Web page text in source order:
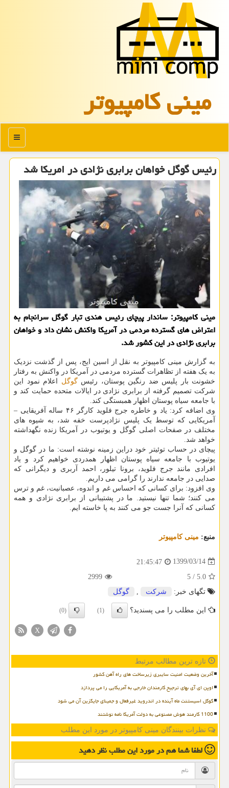
مینی كامپیوتر
منو
رئیس گوگل خواهان برابری نژادی در امریكا شد
مینی كامپیوتر: ساندار پیچای رئیس هندی تبار گوگل سرانجام به
اعتراض های گسترده مردمی در آمریكا واكنش نشان داد و خواهان
برابری نژادی در این كشور شد.
به گزارش مینی کامپیوتر به نقل از اسین ایج، پس از گذشت نزدیک
به یک هفته از تظاهرات گسترده مردمی در آمریکا در واکنش به رفتار
خشونت بار پلیس ضد رنگین پوستان، رئیسگوگل اعلام نمود این
شرکت تصمیم گرفته از برابری نژادی در ایالات متحده حمایت کند و
با جامعه سیاه پوستان اظهار همبستگی کند.
وی اضافه کرد: یاد و خاطره جرج فلوید کارگر ۴۶ ساله آفریقایی –
آمریکایی که توسط یک پلیس نژادپرست خفه شد، به شیوه های
مختلف در صفحات اصلی گوگل و یوتیوب در آمریکا زنده نگهداشته
خواهد شد.
پیچای در حساب توئیتر خود دراین زمینه نوشته است: ما در گوگل و
یوتیوب با جامعه سیاه پوستان اظهار همدردی خواهیم کرد و یاد
افرادی مانند جرج فلوید، برونا تیلور، احمد آربری و دیگرانی که
صدایی در جامعه ندارند را گرامی می داریم.
وی افزود: برای کسانی که احساس غم و اندوه، عصبانیت، غم و ترس
می کنند؛ شما تنها نیستید. ما در پشتیبانی از برابری نژادی و همه
کسانی که آنرا جست جو می کنند به پا خاسته ایم.
منبع: مینی كامپیوتر
1399/03/14
21:45:47
5.0
/
5
2999
تگهای خبر:
شركت گوگل
این مطلب را می پسندید؟ (1)
(0)
X
تازه ترین مطالب مرتبط
آخرین وضعیت امنیت سایبری زیرساخت های راه آهن کشور
اوپن ای آی بهای ترجیح کارمندان خارجی به آمریکایی را می پردازد
گوگل اسیستنت ماه آینده در اندروید غیرفعال و جمینای جایگزین آن می شود
1100 کارمند هوش مصنوعی به دولت آمریکا نامه نوشتند
نظرات بینندگان مینی کامپیوتر در مورد این مطلب
لطفا شما همدر مورد این مطلبنظر دهید